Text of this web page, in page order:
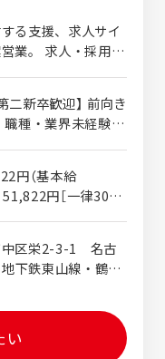
る支援、求人サイ
業。 求人・採用に
する優良企業。 中
たら既存顧客も担
期待を頂いた企業
す。 ※知名度があ
。 【提案す
ア」「ジモト転職ナ
卒ナビ」「ジモト
ト「エン転職」な
用コンサルタントな
二新卒歓迎】 前向き
種・業界未経験の
し実行することが
画を考える仕事が
パートナーシップ
告やPR、イベン
密着で安定した環
円（基本給
円［一律30時
主任、賞与3ヶ月
中区栄2-3-1 名古
下鉄東山線・鶴舞
直行直帰もOKで
い